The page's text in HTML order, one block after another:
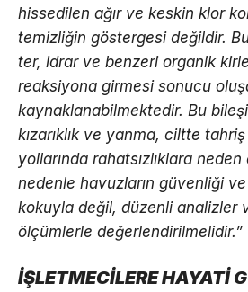
hissedilen ağır ve keskin klor
temizliğin göstergesi değildir.
ter, idrar ve benzeri organik
reaksiyona girmesi sonucu
kaynaklanabilmektedir. Bu
kızarıklık ve yanma, ciltte
yollarında rahatsızlıklara
nedenle havuzların güvenliği
kokuyla değil, düzenli analizler
ölçümlerle değerlendirilmelidir.”
İŞLETMECİLERE HAYATİ